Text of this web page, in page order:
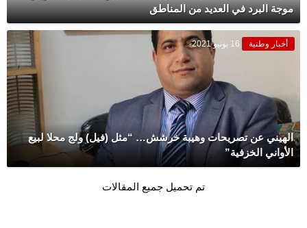
موجة البرد في العديد من المناطق
أخبار وطنية 16 يونيو 2021
الهيني عن تصريحات وهيبة خرشش… “مثل (فيل) ولج محلا لبيع
الأواني الخزفية”
تم تحميل جميع المقالات